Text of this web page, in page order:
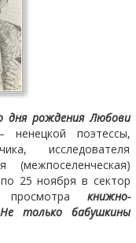
дня рождения Любови
поэтессы,
исследователя
(межпоселенческая)
25 ноября в сектор
просмотра книжно-
только бабушкины